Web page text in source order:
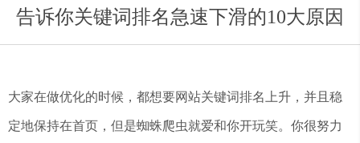
告诉你关键词排名急速下滑的10大原因
大家在做优化的时候，都想要网站关键词排名上升，并且稳
定地保持在首页，但是蜘蛛爬虫就爱和你开玩笑。你很努力